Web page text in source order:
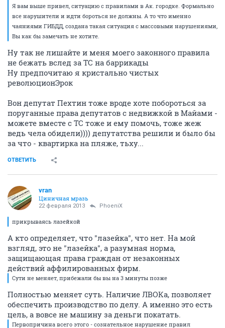
Я вам выше привел, ситуацию с правилами в Ак. городке. Формально
все нарушители и идти бороться не должны. А то что именно
чаяниями ГИБДД, создана такая ситуация с массовыми нарушениями,
Вы как бы замечать не хотите.
Ну так не лишайте и меня моего законного правила
не бежать вслед за ТС на баррикады
Ну предпочитаю я кристально чистых
революционЭрок
Вон депутат Пехтин тоже вроде хоте побороться за
поруганные права депутатов с недвижкой в Майами -
можете вместе с ТС тоже и ему помочь, тоже жеж
ведь чела обидели)))) депутатства решили и было бы
за что - квартирка на пляже, тьху...
ОТВЕТИТЬ
vran
Циничная мразь
22 февраля 2013 PhoeniX
прикрываясь лазейкой
А кто определяет, что "лазейка", что нет. На мой
взгляд, это не "лазейка", а разумная норма,
защищающая права граждан от незаконных
действий аффилированных фирм.
Сути не меняет, прибежали бы вы на 3 минуты позже
Полностью меняет суть. Наличие ЛВОКа, позволяет
обеспечить производство по делу. А именно это есть
цель, а вовсе не машину за деньги покатать.
Первопричина всего этого - сознательное нарушение правил